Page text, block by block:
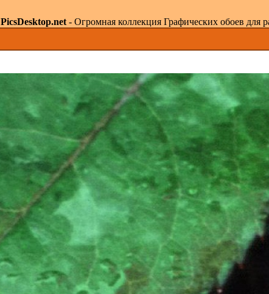
PicsDesktop.net- Огромная коллекция Графических обоев для